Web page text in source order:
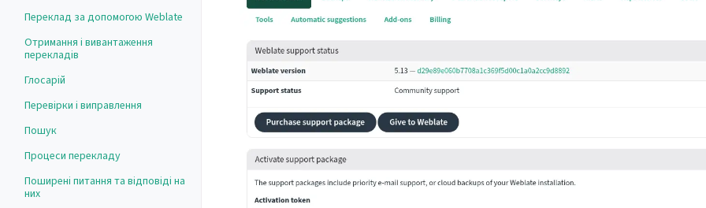
Переклад за допомогою Weblate
Отримання і вивантаження
перекладів
Глосарій
Перевірки і виправлення
Пошук
Процеси перекладу
Поширені питання та відповіді на
них